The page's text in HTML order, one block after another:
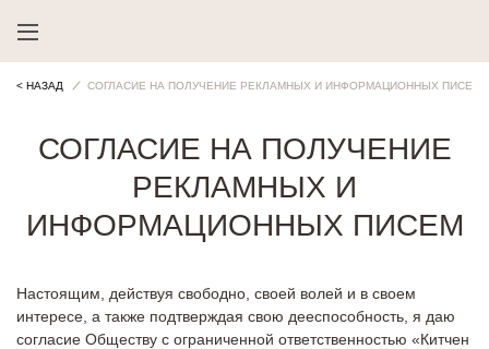
< НАЗАД СОГЛАСИЕ НА ПОЛУЧЕНИЕ РЕКЛАМНЫХ И ИНФОРМАЦИОННЫХ ПИСЕМ
СОГЛАСИЕ НА ПОЛУЧЕНИЕ
РЕКЛАМНЫХ И
ИНФОРМАЦИОННЫХ ПИСЕМ
Настоящим, действуя свободно, своей волей и в своем
интересе, а также подтверждая свою дееспособность, я даю
согласие Обществу с ограниченной ответственностью «Китчен